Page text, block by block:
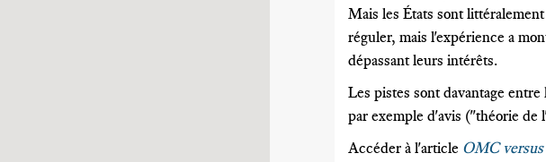
Mais les États sont
réguler, mais l'expérience a
dépassant leurs intérêts.
Les pistes sont davantage
par exemple d'avis ("théorie de
Accéder à l'article OMC